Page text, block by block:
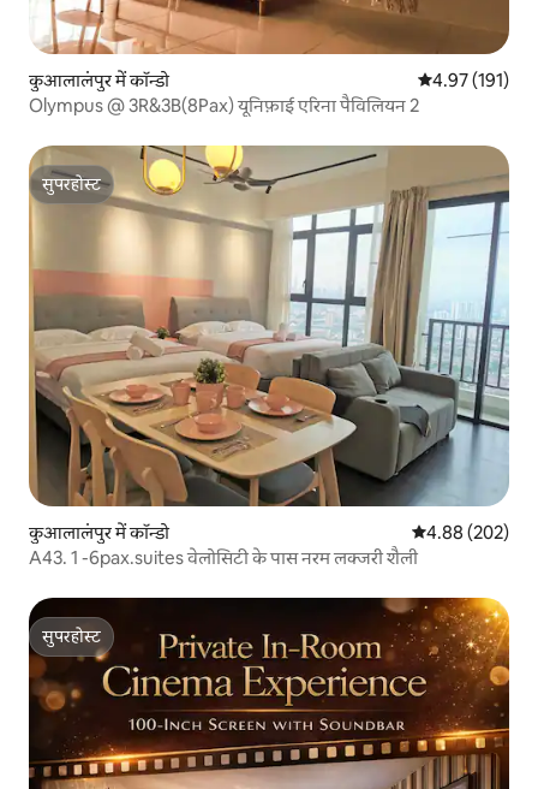
कुआलालंपुर में कॉन्डो औसत रेटिंग 5 में से
4.97 (191)
Olympus @ 3R&3B(8Pax) यूनिफ़ाई एरिना पैविलियन 2
सुपरहोस्ट
सुपरहोस्ट
कुआलालंपुर में कॉन्डो औसत रेटिंग 5 में से
4.88 (202)
A43. 1 -6pax.suites वेलोसिटी के पास नरम लक्जरी शैली
सुपरहोस्ट
सुपरहोस्ट